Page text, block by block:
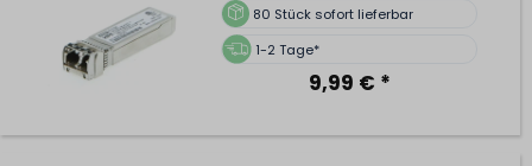
80 Stück sofort lieferbar
1-2 Tage*
9,99 € *